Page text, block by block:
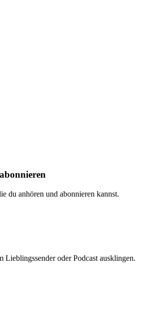
du anhören und abonnieren kannst.
Lieblingssender oder Podcast ausklingen.